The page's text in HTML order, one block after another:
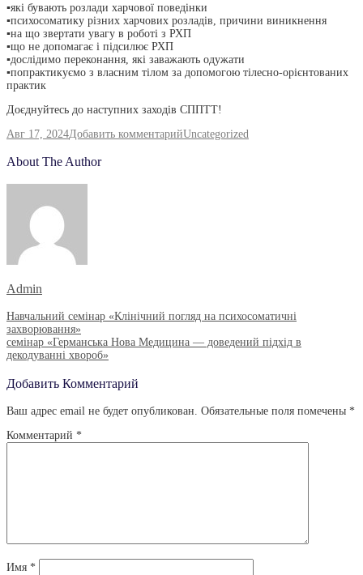
▪️які бувають розлади харчової поведінки
▪️психосоматику різних харчових розладів, причини виникнення
▪️на що звертати увагу в роботі з РХП
▪️що не допомагає і підсилює РХП
▪️дослідимо переконання, які заважають одужати
▪️попрактикуємо з власним тілом за допомогою тілесно-орієнтованих
практик
Доєднуйтесь до наступних заходів СППТТ!
Авг 17, 2024Добавить комментарийкUncategorized
About The Author
Admin
Навигация
По
Записям
Навчальний семінар «Клінічний погляд на психосоматичні
захворювання»
семінар «Германська Нова Медицина — доведений підхід в
декодуванні хвороб»
Добавить Комментарий
Ваш адрес email не будет опубликован. Обязательные поля помечены *
Комментарий *
Имя *